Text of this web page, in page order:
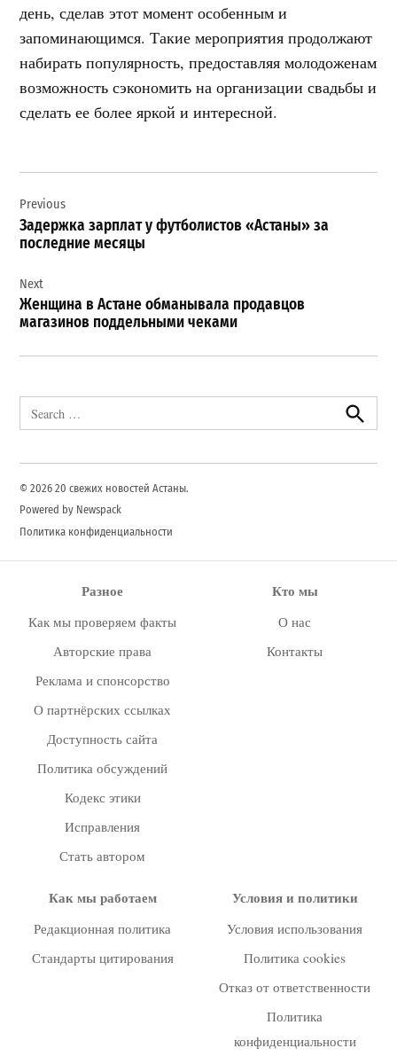
день, сделав этот момент особенным и
запоминающимся. Такие мероприятия продолжают
набирать популярность, предоставляя молодоженам
возможность сэкономить на организации свадьбы и
сделать ее более яркой и интересной.
по
записям
Previous
Задержка зарплат у футболистов «Астаны» за
последние месяцы
Next
Женщина в Астане обманывала продавцов
магазинов поддельными чеками
for:
Search
© 2026 20 свежих новостей Астаны.
Powered by Newspack
Политика конфиденциальности
Разное
Как мы проверяем факты
Авторские права
Реклама и спонсорство
О партнёрских ссылках
Доступность сайта
Политика обсуждений
Кодекс этики
Исправления
Стать автором
Кто мы
О нас
Контакты
Как мы работаем
Редакционная политика
Стандарты цитирования
Условия и политики
Условия использования
Политика cookies
Отказ от ответственности
Политика
конфиденциальности